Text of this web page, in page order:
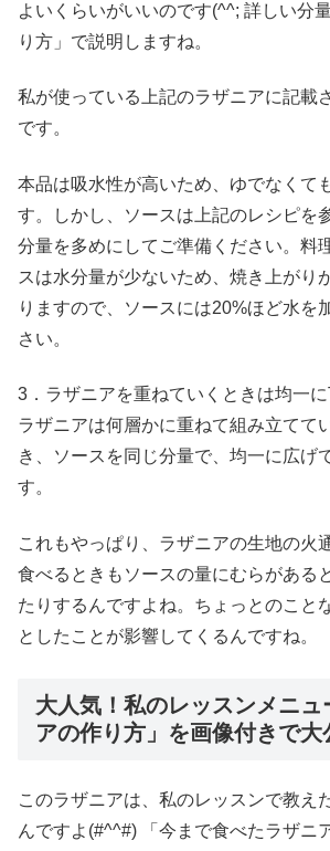
よいくらいがいいのです(^^; 詳しい分
り方」で説明しますね。
私が使っている上記のラザニアに記載
です。
本品は吸水性が高いため、ゆでなくて
す。しかし、ソースは上記のレシピを
分量を多めにしてご準備ください。料
スは水分量が少ないため、焼き上がり
りますので、ソースには20%ほど水を
さい。
3．ラザニアを重ねていくときは均一に
ラザニアは何層かに重ねて組み立てて
き、ソースを同じ分量で、均一に広げ
す。
これもやっぱり、ラザニアの生地の火
食べるときもソースの量にむらがある
たりするんですよね。ちょっとのこと
としたことが影響してくるんですね。
大人気！私のレッスンメニュ
アの作り方」を画像付きで大
このラザニアは、私のレッスンで教え
んですよ(#^^#) 「今まで食べたラザニ